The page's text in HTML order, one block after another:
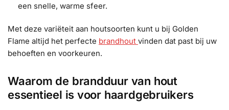
een snelle, warme sfeer.
Met deze variëteit aan houtsoorten kunt u bij Golden
Flame altijd het perfecte brandhout vinden dat past bij uw
behoeften en voorkeuren.
Waarom de brandduur van hout
essentieel is voor haardgebruikers